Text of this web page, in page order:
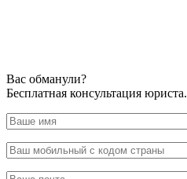
Вас обманули?
Бесплатная консультация юриста.